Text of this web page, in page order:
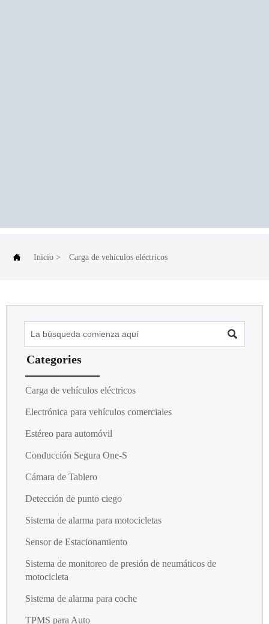
 Inicio > Carga de vehículos eléctricos

Categories
Carga de vehículos eléctricos
Electrónica para vehículos comerciales
Estéreo para automóvil
Conducción Segura One-S
Cámara de Tablero
Detección de punto ciego
Sistema de alarma para motocicletas
Sensor de Estacionamiento
Sistema de monitoreo de presión de neumáticos de
motocicleta
Sistema de alarma para coche
TPMS para Auto